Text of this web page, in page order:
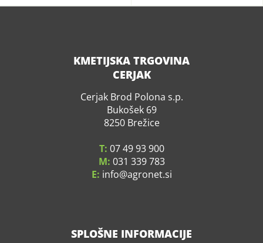
KMETIJSKA TRGOVINA
CERJAK
Cerjak Brod Polona s.p.
Bukošek 69
8250 Brežice
T: 07 49 93 900
M: 031 339 783
E: info agronet.si
SPLOŠNE INFORMACIJE